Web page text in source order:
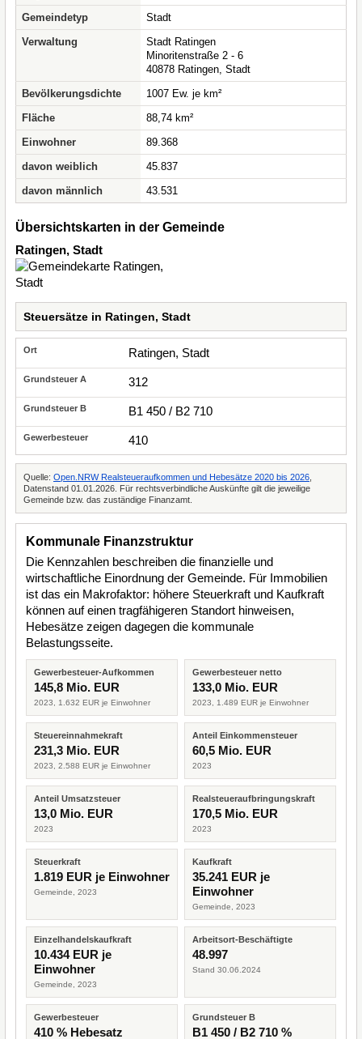
Gemeindetyp
Stadt
Verwaltung
Stadt Ratingen
Minoritenstraße 2 - 6
40878 Ratingen, Stadt
Bevölkerungsdichte
1007 Ew. je km²
Fläche
88,74 km²
Einwohner
89.368
davon weiblich
45.837
davon männlich
43.531
Übersichtskarten in der Gemeinde
Ratingen, Stadt
Steuersätze in Ratingen, Stadt
Ratingen, Stadt
312
B1 450 / B2 710
410
Quelle: Open.NRW Realsteueraufkommen und Hebesätze 2020 bis 2026
Datenstand 01.01.2026. Für rechtsverbindliche Auskünfte gilt die jeweilige
Gemeinde bzw. das zuständige Finanzamt.
Kommunale Finanzstruktur
Die Kennzahlen beschreiben die finanzielle und
wirtschaftliche Einordnung der Gemeinde. Für Immobilien
ist das ein Makrofaktor: höhere Steuerkraft und Kaufkraft
können auf einen tragfähigeren Standort hinweisen,
Hebesätze zeigen dagegen die kommunale
Belastungsseite.
Gewerbesteuer-Aufkommen
145,8 Mio. EUR
2023, 1.632 EUR je Einwohner
Gewerbesteuer netto
133,0 Mio. EUR
2023, 1.489 EUR je Einwohner
Steuereinnahmekraft
231,3 Mio. EUR
2023, 2.588 EUR je Einwohner
Anteil Einkommensteuer
60,5 Mio. EUR
2023
Anteil Umsatzsteuer
13,0 Mio. EUR
2023
Realsteueraufbringungskraft
170,5 Mio. EUR
2023
Steuerkraft
1.819 EUR je Einwohner
Gemeinde, 2023
Kaufkraft
35.241 EUR je
Einwohner
Gemeinde, 2023
Einzelhandelskaufkraft
10.434 EUR je
Einwohner
Gemeinde, 2023
Arbeitsort-Beschäftigte
48.997
Stand 30.06.2024
Gewerbesteuer
410 % Hebesatz
Grundsteuer B
B1 450 / B2 710 %